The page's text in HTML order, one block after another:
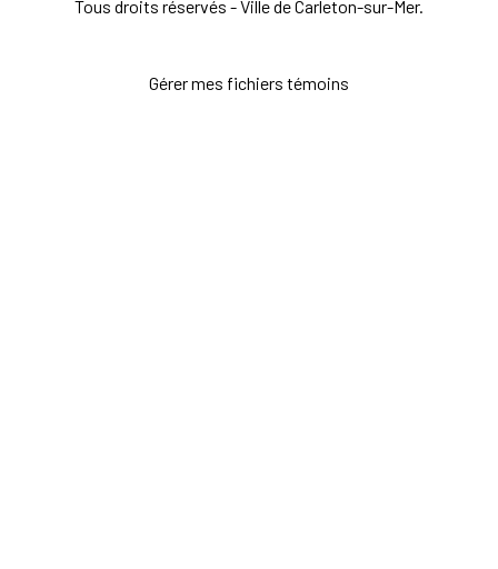
Tous droits réservés - Ville de Carleton-sur-Mer.
Gérer mes fichiers témoins